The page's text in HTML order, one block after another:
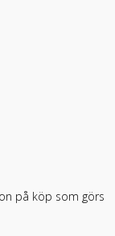
på köp som görs